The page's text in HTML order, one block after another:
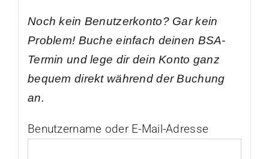
Noch kein Benutzerkonto? Gar kein
Problem! Buche einfach deinen BSA-
Termin und lege dir dein Konto ganz
bequem direkt während der Buchung
an.
Benutzername oder E-Mail-Adresse